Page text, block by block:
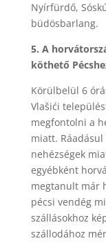
Nyírfürdő,
büdösbarlang.
5. A
köthető
Körülbelül 6
Vlašići
megfontolni a
miatt.
nehézségek
egyébként
megtanult már
pécsi vendég
szállásokhoz
szállodához